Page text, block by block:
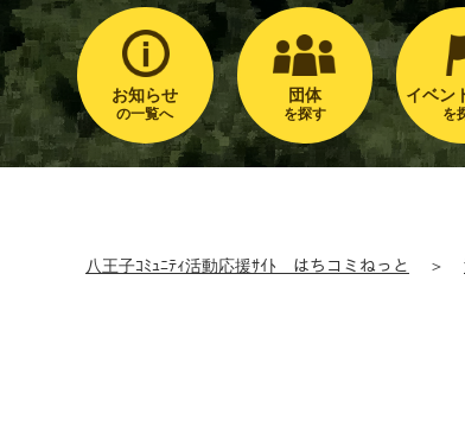
お知らせ
の一覧へ
団体
を探す
イベン
を
八王子ｺﾐｭﾆﾃｨ活動応援ｻｲﾄ はちコミねっと ＞